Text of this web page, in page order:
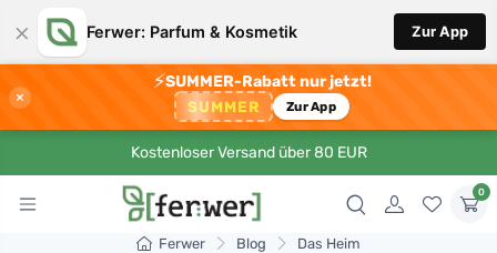
× Ferwer: Parfum & Kosmetik Zur App
×
⚡SUMMER-Rabatt nur jetzt!
SUMMER Zur App
Kostenloser Versand über 80 EUR
0
Ferwer Blog Das Heim